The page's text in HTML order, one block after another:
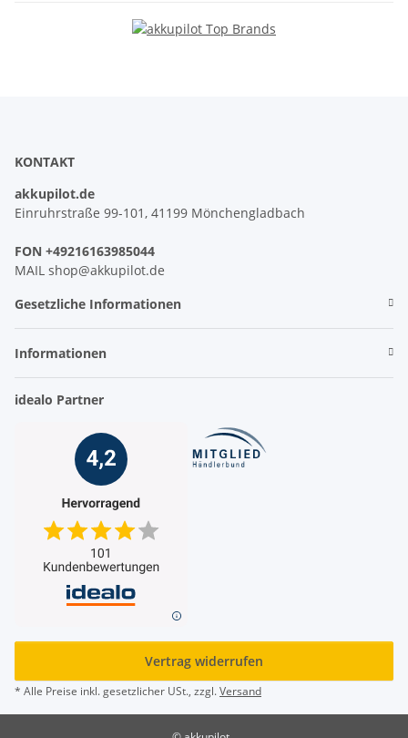
KONTAKT
akkupilot.de
Einruhrstraße 99-101, 41199 Mönchengladbach
FON +49216163985044
MAIL shop@akkupilot.de
Gesetzliche Informationen
Informationen
idealo Partner
Vertrag widerrufen
* Alle Preise inkl. gesetzlicher USt., zzgl.Versand